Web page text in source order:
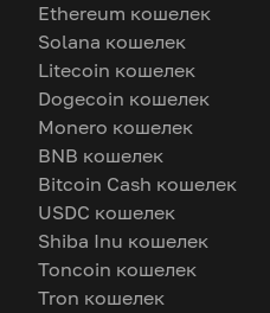
Ethereum кошелек
Solana кошелек
Litecoin кошелек
Dogecoin кошелек
Monero кошелек
BNB кошелек
Bitcoin Cash кошелек
USDC кошелек
Shiba Inu кошелек
Toncoin кошелек
Tron кошелек